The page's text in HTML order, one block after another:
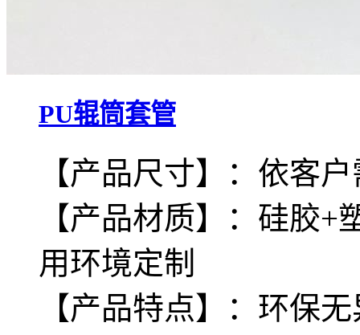
PU辊筒套管
【产品尺寸】：依客
【产品材质】：硅胶
用环境定制
【产品特点】：环保